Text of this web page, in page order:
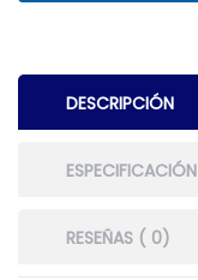
DESCRIPCIÓN
ESPECIFICACIÓN
RESEÑAS ( 0)